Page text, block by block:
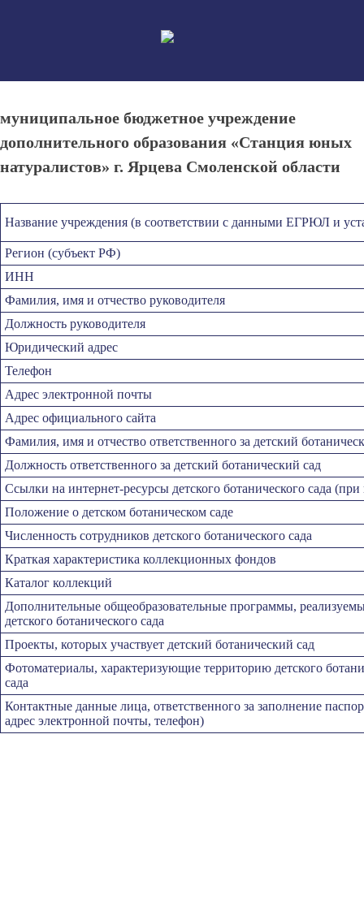
муниципальное бюджетное учреждение
дополнительного образования «Станция юных
натуралистов» г. Ярцева Смоленской области
Название учреждения (в соответствии с данными ЕГРЮЛ и
Регион (субъект РФ)
ИНН
Фамилия, имя и отчество руководителя
Должность руководителя
Юридический адрес
Телефон
Адрес электронной почты
Адрес официального сайта
Фамилия, имя и отчество ответственного за детский
Должность ответственного за детский ботанический сад
Ссылки на интернет-ресурсы детского ботанического сада
Положение о детском ботаническом саде
Численность сотрудников детского ботанического сада
Краткая характеристика коллекционных фондов
Каталог коллекций
Дополнительные общеобразовательные программы,
детского ботанического сада
Проекты, которых участвует детский ботанический сад
Фотоматериалы, характеризующие территорию детского
сада
Контактные данные лица, ответственного за заполнение
адрес электронной почты, телефон)